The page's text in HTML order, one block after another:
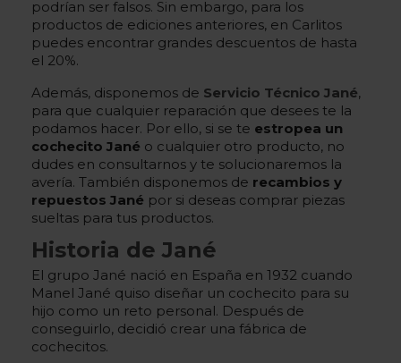
podrían ser falsos. Sin embargo, para los
productos de ediciones anteriores, en Carlitos
puedes encontrar grandes descuentos de hasta
el 20%.
Además, disponemos de Servicio Técnico Jané,
para que cualquier reparación que desees te la
podamos hacer. Por ello, si se te estropea un
cochecito Jané o cualquier otro producto, no
dudes en consultarnos y te solucionaremos la
avería. También disponemos de recambios y
repuestos Jané por si deseas comprar piezas
sueltas para tus productos.
Historia de Jané
El grupo Jané nació en España en 1932 cuando
Manel Jané quiso diseñar un cochecito para su
hijo como un reto personal. Después de
conseguirlo, decidió crear una fábrica de
cochecitos.